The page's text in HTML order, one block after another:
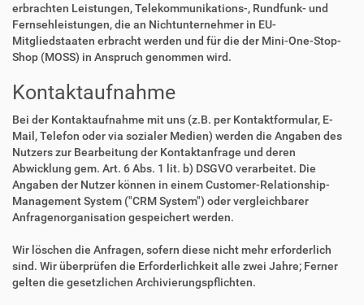
erbrachten Leistungen, Telekommunikations-, Rundfunk- und
Fernsehleistungen, die an Nichtunternehmer in EU-
Mitgliedstaaten erbracht werden und für die der Mini-One-Stop-
Shop (MOSS) in Anspruch genommen wird.
Kontaktaufnahme
Bei der Kontaktaufnahme mit uns (z.B. per Kontaktformular, E-
Mail, Telefon oder via sozialer Medien) werden die Angaben des
Nutzers zur Bearbeitung der Kontaktanfrage und deren
Abwicklung gem. Art. 6 Abs. 1 lit. b) DSGVO verarbeitet. Die
Angaben der Nutzer können in einem Customer-Relationship-
Management System ("CRM System") oder vergleichbarer
Anfragenorganisation gespeichert werden.
Wir löschen die Anfragen, sofern diese nicht mehr erforderlich
sind. Wir überprüfen die Erforderlichkeit alle zwei Jahre; Ferner
gelten die gesetzlichen Archivierungspflichten.